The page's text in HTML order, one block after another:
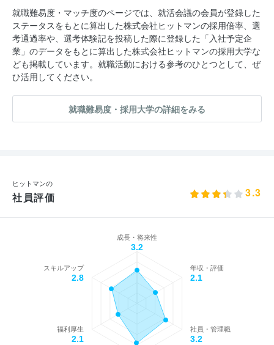
就職難易度・マッチ度のページでは、就活会議の会員が登録した
ステータスをもとに算出した株式会社ヒットマンの採用倍率、選
考通過率や、選考体験記を投稿した際に登録した「入社予定企
業」のデータをもとに算出した株式会社ヒットマンの採用大学な
ども掲載しています。就職活動における参考のひとつとして、ぜ
ひ活用してください。
就職難易度・採用大学の詳細をみる
ヒットマンの
社員評価 3.3
成長・将来性
3.2
年収・評価
2.1
社員・管理職
3.2
福利厚生
2.1
スキルアップ
2.8